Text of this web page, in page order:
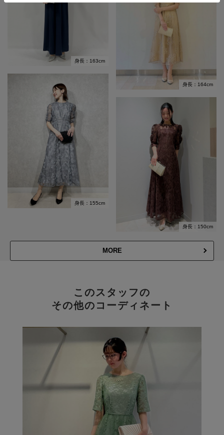
身長：163cm
身長：164cm
身長：155cm
身長：150cm
MORE
このスタッフの
その他のコーディネート